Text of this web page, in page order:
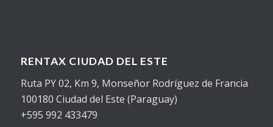
RENTAX CIUDAD DEL ESTE
Ruta PY 02, Km 9, Monseñor Rodríguez de Francia
100180 Ciudad del Este (Paraguay)
+595 992 433479